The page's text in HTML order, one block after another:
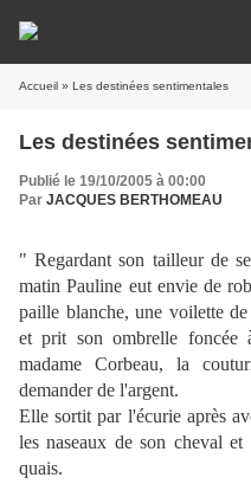
Accueil » Les destinées sentimentales
Les destinées
Publié le 19/10/2005 à 00:00
Par JACQUES BERTHOMEAU
" Regardant son tailleur de
matin Pauline eut envie de
paille blanche, une voilette
et prit son ombrelle
madame Corbeau, la
demander de l'argent.
Elle sortit par l'écurie après
les naseaux de son cheval
quais.